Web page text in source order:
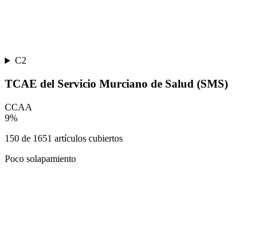
C2
TCAE del Servicio Murciano de Salud (SMS)
CCAA
9%
150 de 1651 artículos cubiertos
Poco solapamiento